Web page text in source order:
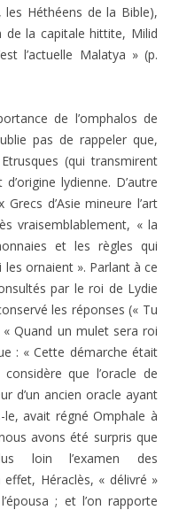
Héthéens de la Bible),
de la capitale hittite, Milid
l’actuelle Malatya » (p.
de l’omphalos de
pas de rappeler que,
(qui transmirent
lydienne. D’autre
d’Asie mineure l’art
vraisemblablement, « la
et les règles qui
ornaient ». Parlant à ce
par le roi de Lydie
les réponses (« Tu
Quand un mulet sera roi
: « Cette démarche était
que l’oracle de
d’un ancien oracle ayant
avait régné Omphale à
avons été surpris que
loin l’examen des
Héraclès, « délivré »
; et l’on rapporte